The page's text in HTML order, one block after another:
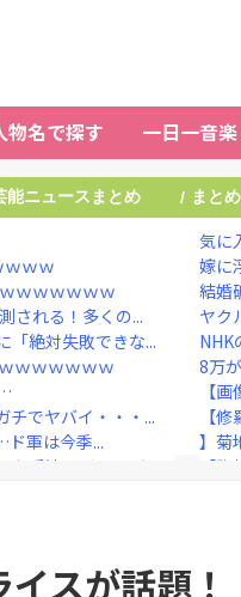
物名で探す 一日一音楽
能ニュースまとめ / まと
ｗｗ
ｗｗｗｗｗｗ
される！多くの...
「絶対失敗できな...
ｗｗｗｗｗｗ
チでヤバイ・・・...
軍は今季...
手法すぎると話...
気に
嫁に
結婚
ヤク
NHK
8万
【
【
】菊
【
川
スが話題！